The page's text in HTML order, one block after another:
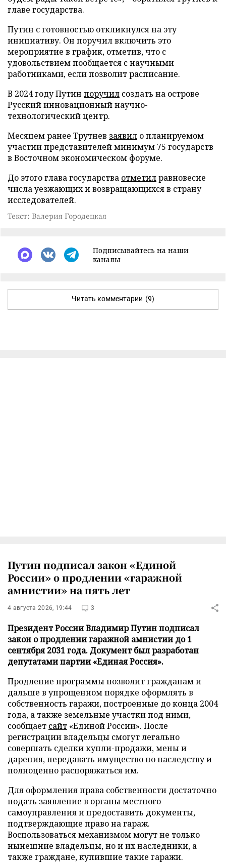
главе государства.
Путин с готовностью откликнулся на эту
инициативу. Он поручил включить это
мероприятие в график, отметив, что с
удовольствием пообщается с научными
работниками, если позволит расписание.
В 2024 году Путин поручил создать на острове
Русский инновационный научно-
технологический центр.
Месяцем ранее Трутнев заявил о планируемом
участии представителей минимум 75 государств
в Восточном экономическом форуме.
До этого глава государства отметилравновесие
числа уезжающих и возвращающихся в страну
исследователей.
Текст: Валерия Городецкая
Подписывайтесь на наши
каналы
Читать комментарии (9)
Путин подписал закон «Единой
России» о продлении «гаражной
амнистии» на пять лет
4 августа 2026, 19:44 3
Президент России Владимир Путин подписал
закон о продлении гаражной амнистии до 1
сентября 2031 года. Документ был разработан
депутатами партии «Единая Россия».
Продление программы позволит гражданам и
дальше в упрощенном порядке оформлять в
собственность гаражи, построенные до конца 2004
года, а также земельные участки под ними,
сообщает сайт «Единой России». После
регистрации владельцы смогут легально
совершать сделки купли-продажи, мены и
дарения, передавать имущество по наследству и
полноценно распоряжаться им.
Для оформления права собственности достаточно
подать заявление в органы местного
самоуправления и предоставить документы,
подтверждающие право на гараж.
Воспользоваться механизмом могут не только
нынешние владельцы, но и их наследники, а
также граждане, купившие такие гаражи.